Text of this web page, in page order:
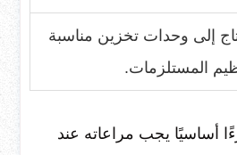
إلى وحدات تخزين مناسبة
المستلزمات.
أساسيًا يجب مراعاته عند